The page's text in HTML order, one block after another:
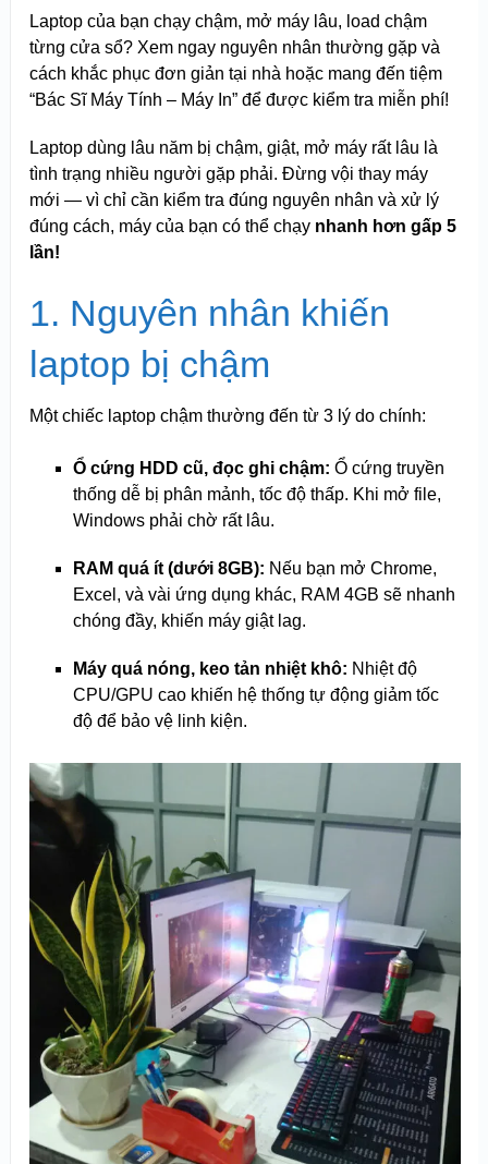
Laptop của bạn chạy chậm, mở máy lâu, load chậm
từng cửa sổ? Xem ngay nguyên nhân thường gặp và
cách khắc phục đơn giản tại nhà hoặc mang đến tiệm
“Bác Sĩ Máy Tính – Máy In” để được kiểm tra miễn phí!
Laptop dùng lâu năm bị chậm, giật, mở máy rất lâu là
tình trạng nhiều người gặp phải. Đừng vội thay máy
mới — vì chỉ cần kiểm tra đúng nguyên nhân và xử lý
đúng cách, máy của bạn có thể chạy nhanh hơn gấp 5
lần!
1. Nguyên nhân khiến
laptop bị chậm
Một chiếc laptop chậm thường đến từ 3 lý do chính:
Ổ cứng HDD cũ, đọc ghi chậm: Ổ cứng truyền
thống dễ bị phân mảnh, tốc độ thấp. Khi mở file,
Windows phải chờ rất lâu.
RAM quá ít (dưới 8GB): Nếu bạn mở Chrome,
Excel, và vài ứng dụng khác, RAM 4GB sẽ nhanh
chóng đầy, khiến máy giật lag.
Máy quá nóng, keo tản nhiệt khô: Nhiệt độ
CPU/GPU cao khiến hệ thống tự động giảm tốc
độ để bảo vệ linh kiện.